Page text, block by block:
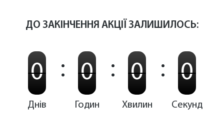
ДО ЗАКІНЧЕННЯ АКЦІЇ ЗАЛИШИЛОСЬ:
0
Днів
: 0
Годин
: 0
Хвилин
: 0
Секунд